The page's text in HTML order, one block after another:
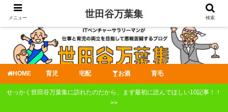
HOME 育児 宅配 お酒 育毛
せっかく世田谷万葉集に訪れたのだから、まず最初に読んでほしい10記事！！
>>
メニュー 世田谷万葉集 検索